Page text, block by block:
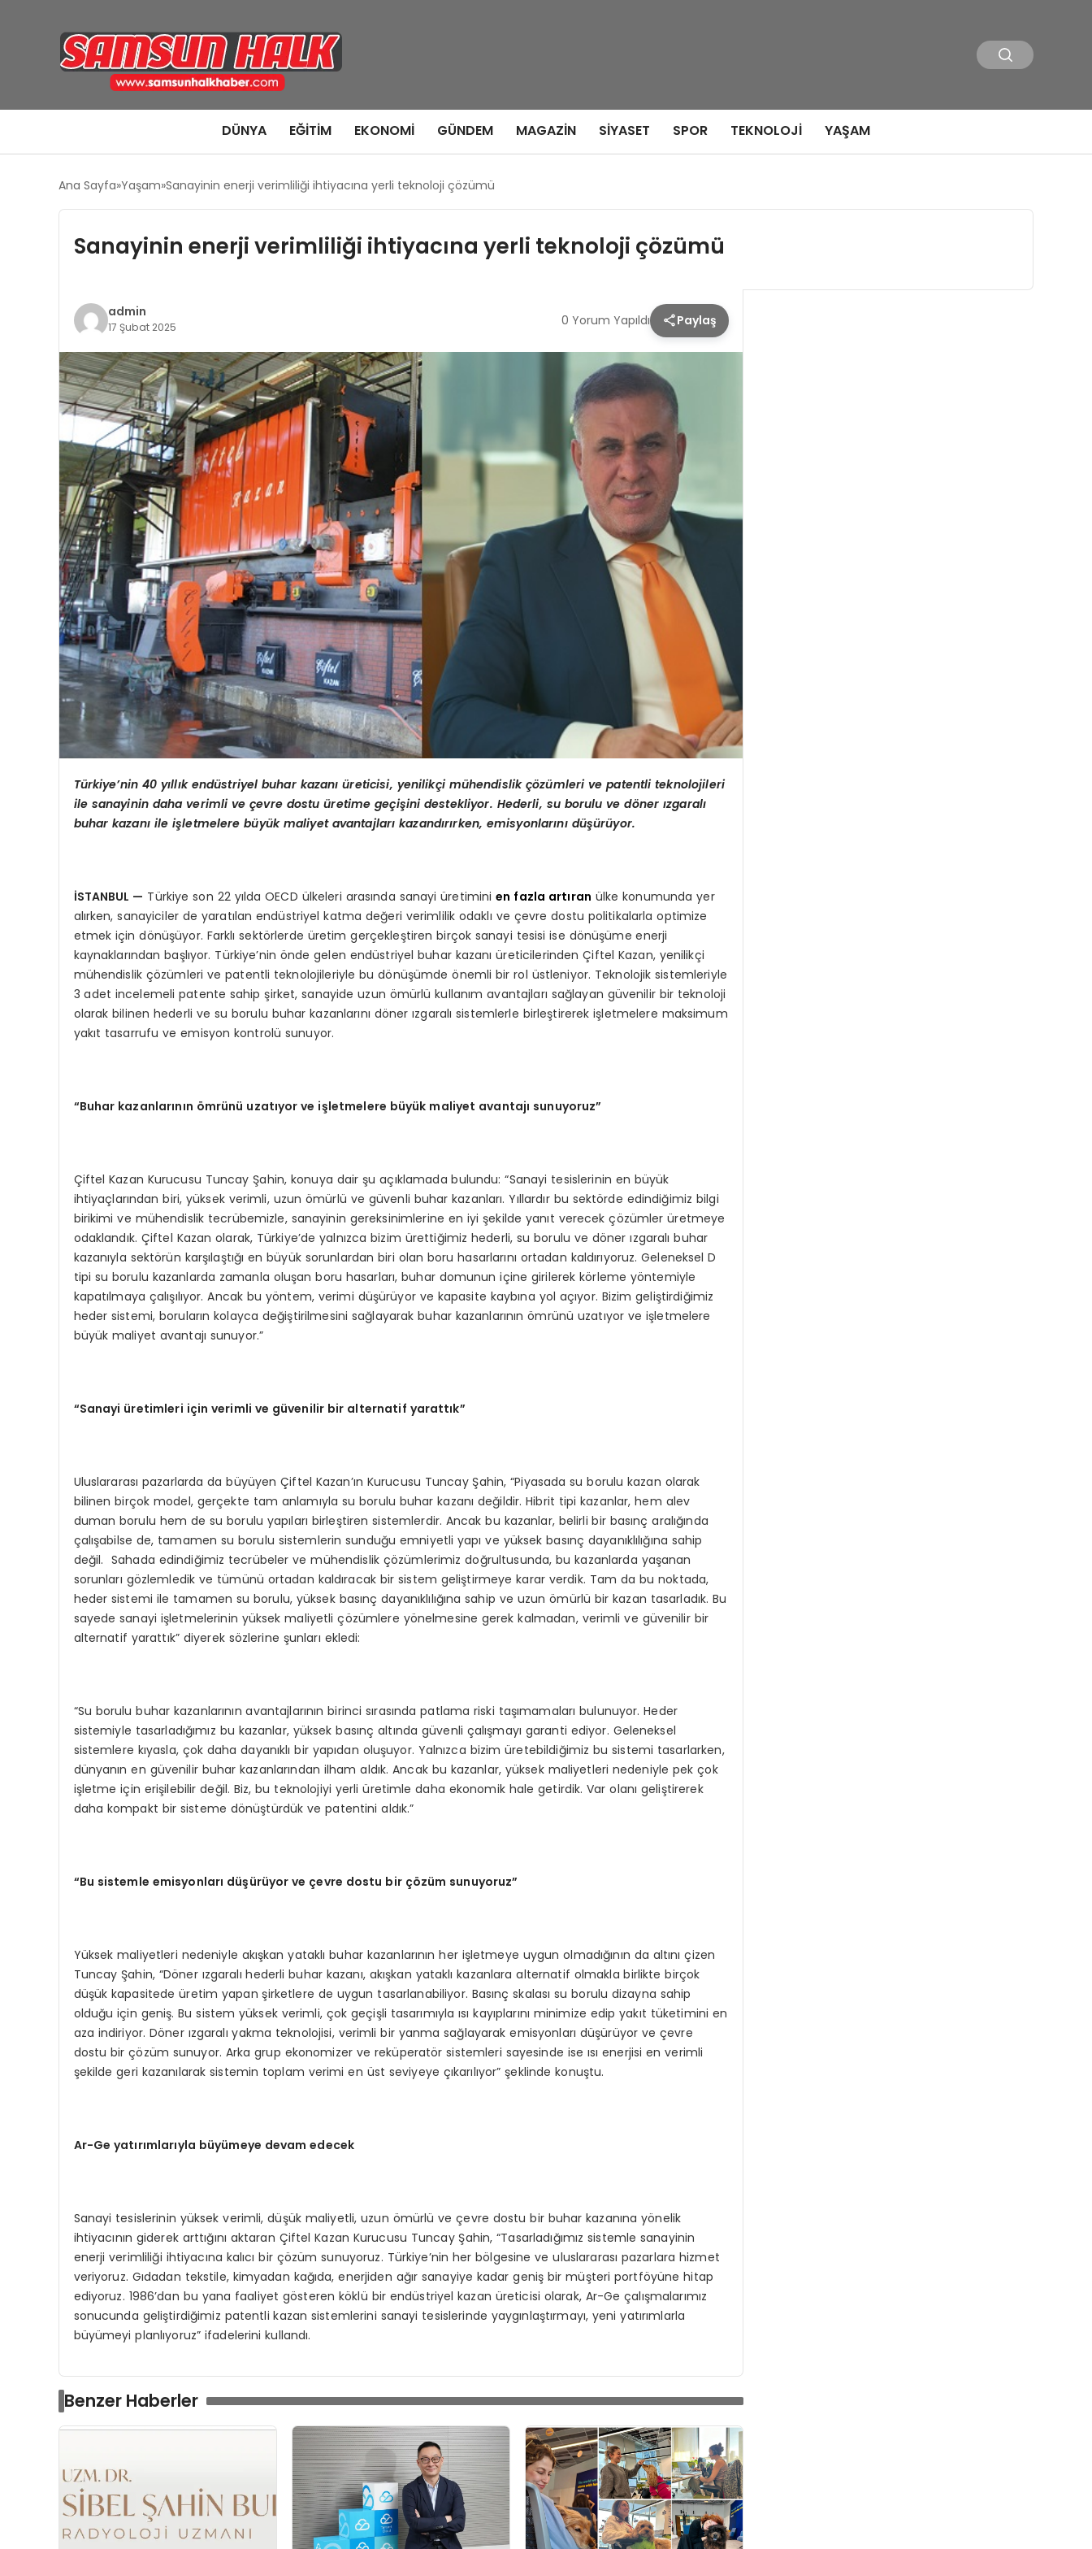
DÜNYA EĞITIM EKONOMI GÜNDEM MAGAZIN SIYASET SPOR TEKNOLOJI YAŞAM
Ana Sayfa Yaşam Sanayinin enerji verimliliği ihtiyacına yerli teknoloji çözümü
Sanayinin enerji verimliliği ihtiyacına yerli teknoloji çözümü
admin
17 Şubat 2025 0 Yorum Yapıldı Paylaş
Türkiye’nin 40 yıllık endüstriyel buhar kazanı üreticisi, yenilikçi mühendislik çözümleri ve patentli teknolojileri
ile sanayinin daha verimli ve çevre dostu üretime geçişini destekliyor. Hederli, su borulu ve döner ızgaralı
buhar kazanı ile işletmelere büyük maliyet avantajları kazandırırken, emisyonlarını düşürüyor.
İSTANBUL — Türkiye son 22 yılda OECD ülkeleri arasında sanayi üretiminien fazla artıran ülke konumunda yer
alırken, sanayiciler de yaratılan endüstriyel katma değeri verimlilik odaklı ve çevre dostu politikalarla optimize
etmek için dönüşüyor. Farklı sektörlerde üretim gerçekleştiren birçok sanayi tesisi ise dönüşüme enerji
kaynaklarından başlıyor. Türkiye’nin önde gelen endüstriyel buhar kazanı üreticilerinden Çiftel Kazan, yenilikçi
mühendislik çözümleri ve patentli teknolojileriyle bu dönüşümde önemli bir rol üstleniyor. Teknolojik sistemleriyle
3 adet incelemeli patente sahip şirket, sanayide uzun ömürlü kullanım avantajları sağlayan güvenilir bir teknoloji
olarak bilinen hederli ve su borulu buhar kazanlarını döner ızgaralı sistemlerle birleştirerek işletmelere maksimum
yakıt tasarrufu ve emisyon kontrolü sunuyor.
“Buhar kazanlarının ömrünü uzatıyor ve işletmelere büyük maliyet avantajı sunuyoruz”
Çiftel Kazan Kurucusu Tuncay Şahin, konuya dair şu açıklamada bulundu: “Sanayi tesislerinin en büyük
ihtiyaçlarından biri, yüksek verimli, uzun ömürlü ve güvenli buhar kazanları. Yıllardır bu sektörde edindiğimiz bilgi
birikimi ve mühendislik tecrübemizle, sanayinin gereksinimlerine en iyi şekilde yanıt verecek çözümler üretmeye
odaklandık. Çiftel Kazan olarak, Türkiye’de yalnızca bizim ürettiğimiz hederli, su borulu ve döner ızgaralı buhar
kazanıyla sektörün karşılaştığı en büyük sorunlardan biri olan boru hasarlarını ortadan kaldırıyoruz. Geleneksel D
tipi su borulu kazanlarda zamanla oluşan boru hasarları, buhar domunun içine girilerek körleme yöntemiyle
kapatılmaya çalışılıyor. Ancak bu yöntem, verimi düşürüyor ve kapasite kaybına yol açıyor. Bizim geliştirdiğimiz
heder sistemi, boruların kolayca değiştirilmesini sağlayarak buhar kazanlarının ömrünü uzatıyor ve işletmelere
büyük maliyet avantajı sunuyor.”
“Sanayi üretimleri için verimli ve güvenilir bir alternatif yarattık”
Uluslararası pazarlarda da büyüyen Çiftel Kazan’ın Kurucusu Tuncay Şahin, “Piyasada su borulu kazan olarak
bilinen birçok model, gerçekte tam anlamıyla su borulu buhar kazanı değildir. Hibrit tipi kazanlar, hem alev
duman borulu hem de su borulu yapıları birleştiren sistemlerdir. Ancak bu kazanlar, belirli bir basınç aralığında
çalışabilse de, tamamen su borulu sistemlerin sunduğu emniyetli yapı ve yüksek basınç dayanıklılığına sahip
değil. Sahada edindiğimiz tecrübeler ve mühendislik çözümlerimiz doğrultusunda, bu kazanlarda yaşanan
sorunları gözlemledik ve tümünü ortadan kaldıracak bir sistem geliştirmeye karar verdik. Tam da bu noktada,
heder sistemi ile tamamen su borulu, yüksek basınç dayanıklılığına sahip ve uzun ömürlü bir kazan tasarladık. Bu
sayede sanayi işletmelerinin yüksek maliyetli çözümlere yönelmesine gerek kalmadan, verimli ve güvenilir bir
alternatif yarattık” diyerek sözlerine şunları ekledi:
“Su borulu buhar kazanlarının avantajlarının birinci sırasında patlama riski taşımamaları bulunuyor. Heder
sistemiyle tasarladığımız bu kazanlar, yüksek basınç altında güvenli çalışmayı garanti ediyor. Geleneksel
sistemlere kıyasla, çok daha dayanıklı bir yapıdan oluşuyor. Yalnızca bizim üretebildiğimiz bu sistemi tasarlarken,
dünyanın en güvenilir buhar kazanlarından ilham aldık. Ancak bu kazanlar, yüksek maliyetleri nedeniyle pek çok
işletme için erişilebilir değil. Biz, bu teknolojiyi yerli üretimle daha ekonomik hale getirdik. Var olanı geliştirerek
daha kompakt bir sisteme dönüştürdük ve patentini aldık.”
“Bu sistemle emisyonları düşürüyor ve çevre dostu bir çözüm sunuyoruz”
Yüksek maliyetleri nedeniyle akışkan yataklı buhar kazanlarının her işletmeye uygun olmadığının da altını çizen
Tuncay Şahin, “Döner ızgaralı hederli buhar kazanı, akışkan yataklı kazanlara alternatif olmakla birlikte birçok
düşük kapasitede üretim yapan şirketlere de uygun tasarlanabiliyor. Basınç skalası su borulu dizayna sahip
olduğu için geniş. Bu sistem yüksek verimli, çok geçişli tasarımıyla ısı kayıplarını minimize edip yakıt tüketimini en
aza indiriyor. Döner ızgaralı yakma teknolojisi, verimli bir yanma sağlayarak emisyonları düşürüyor ve çevre
dostu bir çözüm sunuyor. Arka grup ekonomizer ve reküperatör sistemleri sayesinde ise ısı enerjisi en verimli
şekilde geri kazanılarak sistemin toplam verimi en üst seviyeye çıkarılıyor” şeklinde konuştu.
Ar-Ge yatırımlarıyla büyümeye devam edecek
Sanayi tesislerinin yüksek verimli, düşük maliyetli, uzun ömürlü ve çevre dostu bir buhar kazanına yönelik
ihtiyacının giderek arttığını aktaran Çiftel Kazan Kurucusu Tuncay Şahin, “Tasarladığımız sistemle sanayinin
enerji verimliliği ihtiyacına kalıcı bir çözüm sunuyoruz. Türkiye’nin her bölgesine ve uluslararası pazarlara hizmet
veriyoruz. Gıdadan tekstile, kimyadan kağıda, enerjiden ağır sanayiye kadar geniş bir müşteri portföyüne hitap
ediyoruz. 1986’dan bu yana faaliyet gösteren köklü bir endüstriyel kazan üreticisi olarak, Ar-Ge çalışmalarımız
sonucunda geliştirdiğimiz patentli kazan sistemlerini sanayi tesislerinde yaygınlaştırmayı, yeni yatırımlarla
büyümeyi planlıyoruz” ifadelerini kullandı.
Benzer Haberler